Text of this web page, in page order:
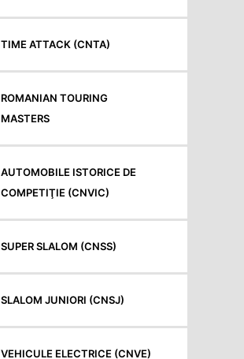
TIME ATTACK (CNTA)
ROMANIAN TOURING
MASTERS
AUTOMOBILE ISTORICE DE
COMPETIŢIE (CNVIC)
SUPER SLALOM (CNSS)
SLALOM JUNIORI (CNSJ)
VEHICULE ELECTRICE (CNVE)